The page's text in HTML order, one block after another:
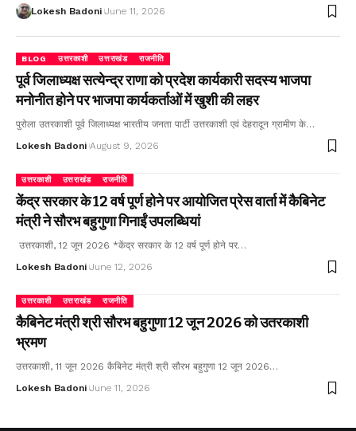
Lokesh Badoni June 11, 2026
BLOG उत्तरकाशी उत्तराखंड राजनीति
पूर्व जिलाध्यक्ष सत्येन्द्र राणा को प्रदेश कार्यकारी सदस्य भाजपा
मनोनीत होने पर भाजपा कार्यकर्ताओं में खुशी की लहर
पुरोला उतरकाशी पूर्व जिलाध्यक्ष भारतीय जनता पार्टी उत्तरकाशी एवं देहरादून ग्रामीण के…
Lokesh Badoni August 9, 2026
उत्तरकाशी उत्तराखंड राजनीति
केंद्र सरकार के 12 वर्ष पूर्ण होने पर आयोजित प्रेस वार्ता में कैबिनेट
मंत्री ने सौरभ बहुगुणा गिनाईं उपलब्धियां
उत्तरकाशी, 12 जून 2026 *केंद्र सरकार के 12 वर्ष पूर्ण होने पर…
Lokesh Badoni June 12, 2026
उत्तरकाशी उत्तराखंड राजनीति
कैबिनेट मंत्री श्री सौरभ बहुगुणा 12 जून 2026 को उतरकाशी
भ्रमण
उत्तरकाशी, 11 जून 2026 कैबिनेट मंत्री श्री सौरभ बहुगुणा 12 जून 2026…
Lokesh Badoni June 11, 2026